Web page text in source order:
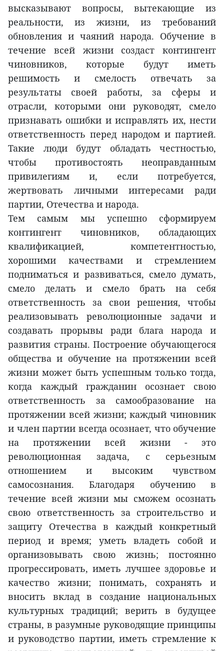
высказывают вопросы, вытекающие из
реальности, из жизни, из требований
обновления и чаяний народа. Обучение в
течение всей жизни создаст контингент
чиновников, которые будут иметь
решимость и смелость отвечать за
результаты своей работы, за сферы и
отрасли, которыми они руководят, смело
признавать ошибки и исправлять их, нести
ответственность перед народом и партией.
Такие люди будут обладать честностью,
чтобы противостоять неоправданным
привилегиям и, если потребуется,
жертвовать личными интересами ради
партии, Отечества и народа.
Тем самым мы успешно сформируем
контингент чиновников, обладающих
квалификацией, компетентностью,
хорошими качествами и стремлением
подниматься и развиваться, смело думать,
смело делать и смело брать на себя
ответственность за свои решения, чтобы
реализовывать революционные задачи и
создавать прорывы ради блага народа и
развития страны. Построение обучающегося
общества и обучение на протяжении всей
жизни может быть успешным только тогда,
когда каждый гражданин осознает свою
ответственность за самообразование на
протяжении всей жизни; каждый чиновник
и член партии всегда осознает, что обучение
на протяжении всей жизни - это
революционная задача, с серьезным
отношением и высоким чувством
самосознания. Благодаря обучению в
течение всей жизни мы сможем осознать
свою ответственность за строительство и
защиту Отечества в каждый конкретный
период и время; уметь владеть собой и
организовывать свою жизнь; постоянно
прогрессировать, иметь лучшее здоровье и
качество жизни; понимать, сохранять и
вносить вклад в создание национальных
культурных традиций; верить в будущее
страны, в разумные руководящие принципы
и руководство партии, иметь стремление к